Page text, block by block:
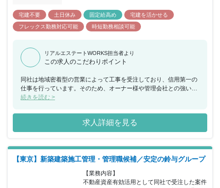
宅建不要 土日休み 固定給高め
宅建を活かせる
フレックス勤務対応可能
時短勤務相談可能
リアルエステートWORKS担当者より
この求人のこだわりポイント
同社は地域密着型の営業によって工事を受注しており、信用第一の
仕事を行っています。そのため、オーナー様や管理会社との強いパ
イプがあり、リピーターや口コミでの案件受注が多いのが特徴で
き方を廃し、本質的な業務改善に急ピッチで取組んでいます。そし
てその取組の柱が工事の「全社管理化」です。「現場担当者は現場
でしか出来ない事だけ行い、その他の業務は部門のみんなで行う。
ます。 このOne Team施工管理は「ワークライフバランスの適正
化」はもちろん「業務の効率化」「管理水準の平準化」「管理の確
工の全社管理体制構築と業務改善の為に、以下の事柄について実施
しています。 〇IOTを活用した現場の遠隔管理 〇施工管理者を含め
続きを読む >
求人詳細を見る
【東京】新築建築施工管理・管理職候補／安定の鈴与グループ
【業務内容】
不動産資産有効活用として同社で受注した案件